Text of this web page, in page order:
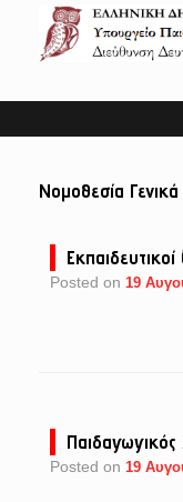
content
Νομοθεσία Γενικά
Εκπαιδευτικοί
Posted on 19
Posted on 19